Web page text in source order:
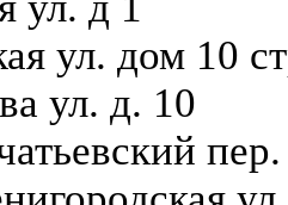
ул. дом 10
ул. д. 10